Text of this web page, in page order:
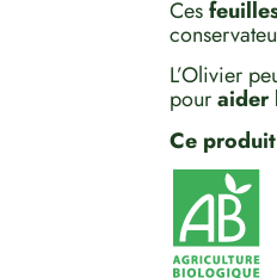
Ces
L’Olivier
pouraider
Ce